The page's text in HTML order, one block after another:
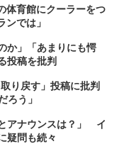
体育館にクーラーをつ
では」
か」「あまりにも愕
投稿を批判
り戻す」投稿に批判
ろう」
アナウンスは？」 イ
疑問も続々